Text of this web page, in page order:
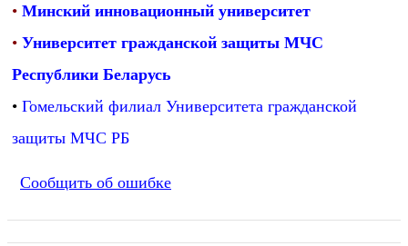
• Минский инновационный университет
• Университет гражданской защиты МЧС
Республики Беларусь
• Гомельский филиал Университета гражданской
защиты МЧС РБ
Сообщить об ошибке